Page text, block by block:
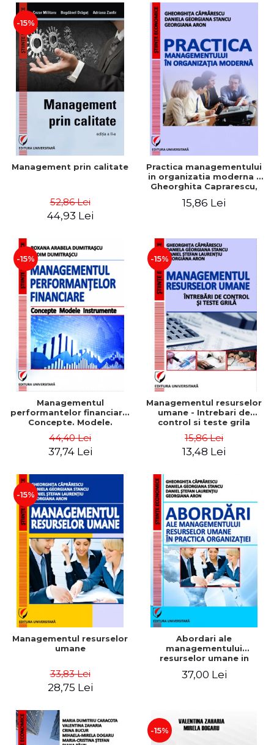
-15%
Management prin calitate
52,86 Lei
44,93 Lei
Practica managementului
in organizatia moderna -
Gheorghita Caprarescu,
Georgiana Aron
15,86 Lei
-15%
Managementul
performantelor financiare.
Concepte. Modele.
44,40 Lei
37,74 Lei
-15%
Managementul resurselor
umane - Intrebari de
control si teste grila
15,86 Lei
13,48 Lei
-15%
Managementul resurselor
umane
33,83 Lei
28,75 Lei
Abordari ale
managementului
resurselor umane in
37,00 Lei
-15%